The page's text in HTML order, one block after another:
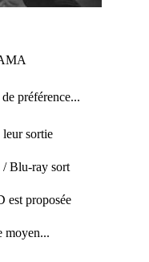
préférence...
leur sortie
Blu-ray sort
est proposée
moyen...